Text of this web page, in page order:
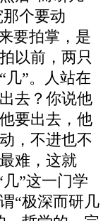
那个要动
要拍掌，是
以前，两只
几”。人站在
去？你说他
要出去，他
，不进也不
难，这就
”这一门学
“极深而研几